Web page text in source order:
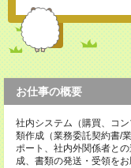
お仕事の概要
社内システム（購買、コ
類作成（業務委託契約書/
ポート、社内外関係者と
成、書類の発送・受領をお